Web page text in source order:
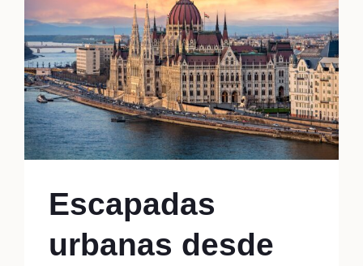
Escapadas
urbanas desde